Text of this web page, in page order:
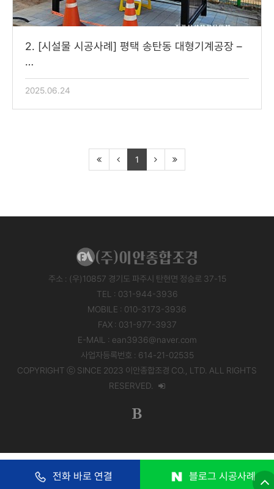
전화 바로 연결 블로그 시공사례
2. [시설물 시공사례] 평택 송탄동 대형기계공장 –
…
2025.06.24
1
주소 : (우)10857 경기도 파주시 탄현면 정승로 37-15
TEL : 031-944-3936
MOBILE : 010-3173-3936
FAX : 031-977-3937
E-MAIL : ean3936@naver.com
사업자등록번호 : 614-21-02535
COPYRIGHT ⓒ SINCE 2023 이안종합조경 CO., LTD. ALL RIGHTS
RESERVED.